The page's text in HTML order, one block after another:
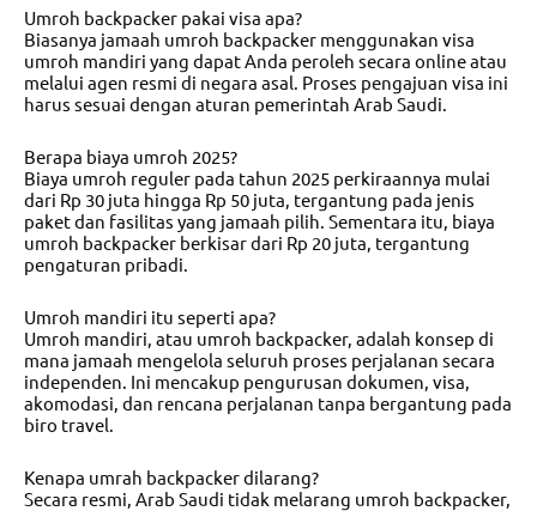
Umroh backpacker pakai visa apa?
Biasanya jamaah umroh backpacker menggunakan visa
umroh mandiri yang dapat Anda peroleh secara online atau
melalui agen resmi di negara asal. Proses pengajuan visa ini
harus sesuai dengan aturan pemerintah Arab Saudi.
Berapa biaya umroh 2025?
Biaya umroh reguler pada tahun 2025 perkiraannya mulai
dari Rp 30 juta hingga Rp 50 juta, tergantung pada jenis
paket dan fasilitas yang jamaah pilih. Sementara itu, biaya
umroh backpacker berkisar dari Rp 20 juta, tergantung
pengaturan pribadi.
Umroh mandiri itu seperti apa?
Umroh mandiri, atau umroh backpacker, adalah konsep di
mana jamaah mengelola seluruh proses perjalanan secara
independen. Ini mencakup pengurusan dokumen, visa,
akomodasi, dan rencana perjalanan tanpa bergantung pada
biro travel.
Kenapa umrah backpacker dilarang?
Secara resmi, Arab Saudi tidak melarang umroh backpacker,